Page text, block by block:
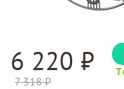
6 220 ₽
7 318 ₽